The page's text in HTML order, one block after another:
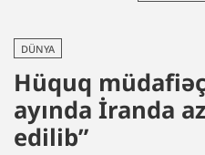
DÜNYA
Hüquq
ayında İranda
edilib”